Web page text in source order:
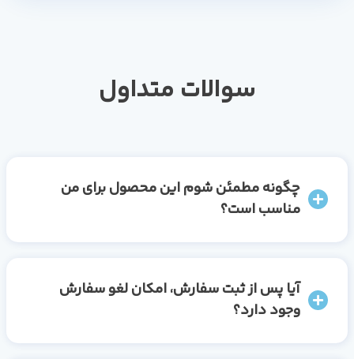
سوالات متداول
چگونه مطمئن شوم این محصول برای من
مناسب است؟
آیا پس از ثبت سفارش، امکان لغو سفارش
وجود دارد؟